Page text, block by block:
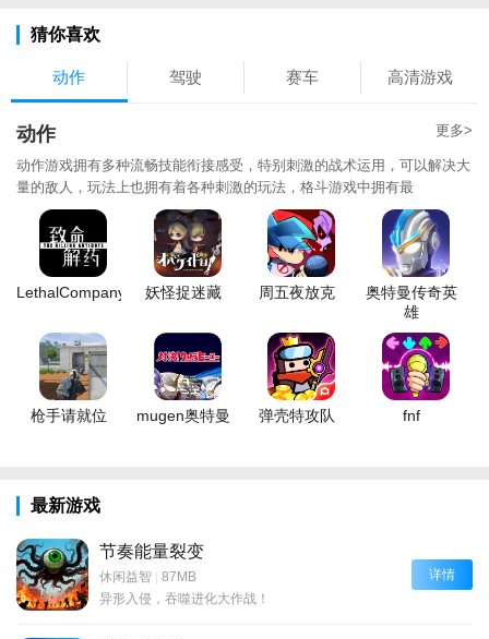
猜你喜欢
动作 驾驶 赛车 高清游戏
动作 更多>
动作游戏拥有多种流畅技能衔接感受，特别刺激的战术运用，可以解决大
量的敌人，玩法上也拥有着各种刺激的玩法，格斗游戏中拥有最
LethalCompany 妖怪捉迷藏 周五夜放克
奥特曼传奇英
雄
枪手请就位 mugen奥特曼 弹壳特攻队 fnf
最新游戏
节奏能量裂变
休闲益智 | 87MB
异形入侵，吞噬进化大作战！
详情